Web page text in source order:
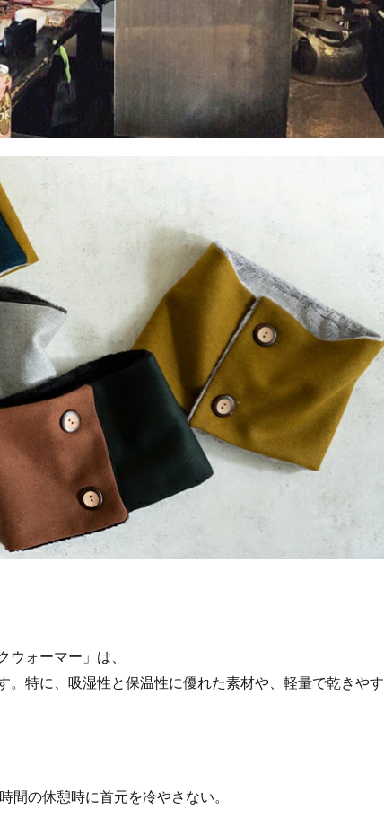
ォーマー」は、
。特に、吸湿性と保温性に優れた素材や、軽量で乾きやす
間の休憩時に首元を冷やさない。